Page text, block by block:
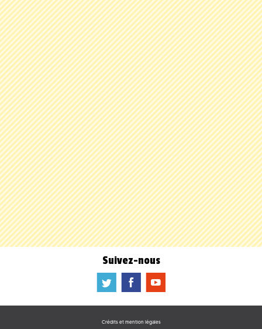
Suivez-nous
a b f
Crédits et mention légales